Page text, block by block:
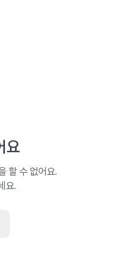
요
할 수 없어요.
요.